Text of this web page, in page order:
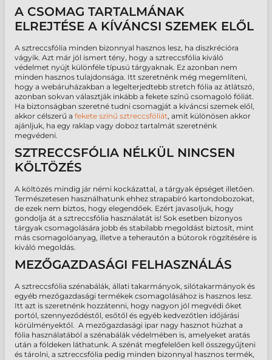
A CSOMAG TARTALMÁNAK
ELREJTÉSE A KÍVÁNCSI SZEMEK ELŐL
A sztreccsfólia minden bizonnyal hasznos lesz, ha diszkrécióra
vágyik. Azt már jól ismert tény, hogy a sztreccsfólia kiváló
védelmet nyújt különféle típusú tárgyaknak. Ez azonban nem
minden hasznos tulajdonsága. Itt szeretnénk még megemlíteni,
hogy a webáruházakban a legelterjedtebb stretch fólia az átlátszó,
azonban sokvan választják inkább a fekete színű csomagoló fóliát.
Ha biztonságban szeretné tudni csomagját a kíváncsi szemek elől,
akkor célszerű a fekete színű sztreccsfóliát, amit különösen akkor
ajánljuk, ha egy raklap vagy doboz tartalmát szeretnénk
megvédeni.
SZTRECCSFÓLIA NÉLKÜL NINCSEN
KÖLTÖZÉS
A költözés mindig jár némi kockázattal, a tárgyak épséget illetően.
Természetesen használhatunk ehhez strapabíró kartondobozokat,
de ezek nem biztos, hogy elegendőek. Ezért javasoljuk, hogy
gondolja át a sztreccsfólia használatát is! Sok esetben bizonyos
tárgyak csomagolására jobb és stabilabb megoldást biztosít, mint
más csomagolóanyag, illetve a teherautón a bútorok rögzítésére is
kiváló megoldás.
MEZŐGAZDASÁGI FELHASZNÁLÁS
A sztreccsfólia szénabálák, állati takarmányok, silótakarmányok és
egyéb mezőgazdasági termékek csomagolásához is hasznos lesz.
Itt azt is szeretnénk hozzátenni, hogy nagyon jól megvédi őket
portól, szennyeződéstől, esőtől és egyéb kedvezőtlen időjárási
körülményektől. A mezőgazdasági ipar nagy hasznot húzhat a
fólia használatából a szénabálák védelmében is, amelyeket aratás
után a földeken láthatunk. A szénát megfelelően kell összegyűjteni
és tárolni, a sztreccsfólia pedig minden bizonnyal hasznos termék,